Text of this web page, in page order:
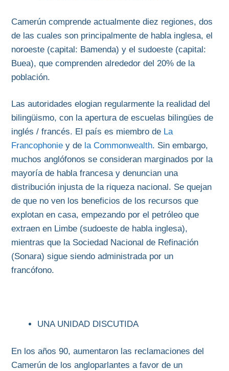
Camerún comprende actualmente diez regiones, dos
de las cuales son principalmente de habla inglesa, el
noroeste (capital: Bamenda) y el sudoeste (capital:
Buea), que comprenden alrededor del 20% de la
población.
Las autoridades elogian regularmente la realidad del
bilingüismo, con la apertura de escuelas bilingües de
inglés / francés. El país es miembro de La
Francophonie y de la Commonwealth. Sin embargo,
muchos anglófonos se consideran marginados por la
mayoría de habla francesa y denuncian una
distribución injusta de la riqueza nacional. Se quejan
de que no ven los beneficios de los recursos que
explotan en casa, empezando por el petróleo que
extraen en Limbe (sudoeste de habla inglesa),
mientras que la Sociedad Nacional de Refinación
(Sonara) sigue siendo administrada por un
francófono.
UNA UNIDAD DISCUTIDA
En los años 90, aumentaron las reclamaciones del
Camerún de los angloparlantes a favor de un